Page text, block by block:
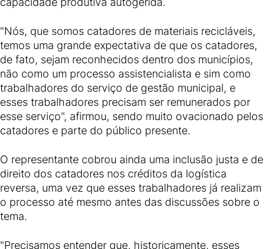
"Nós, que somos catadores de materiais recicláveis,
temos uma grande expectativa de que os catadores,
de fato, sejam reconhecidos dentro dos municípios,
não como um processo assistencialista e sim como
trabalhadores do serviço de gestão municipal, e
esses trabalhadores precisam ser remunerados por
esse serviço", afirmou, sendo muito ovacionado pelos
catadores e parte do público presente.
O representante cobrou ainda uma inclusão justa e de
direito dos catadores nos créditos da logística
reversa, uma vez que esses trabalhadores já realizam
o processo até mesmo antes das discussões sobre o
tema.
"Precisamos entender que, historicamente, esses